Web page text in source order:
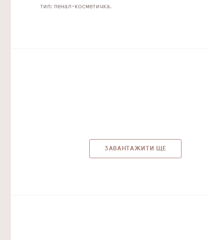
тип: пенал-косметичка.
ЗАВАНТАЖИТИ ЩЕ